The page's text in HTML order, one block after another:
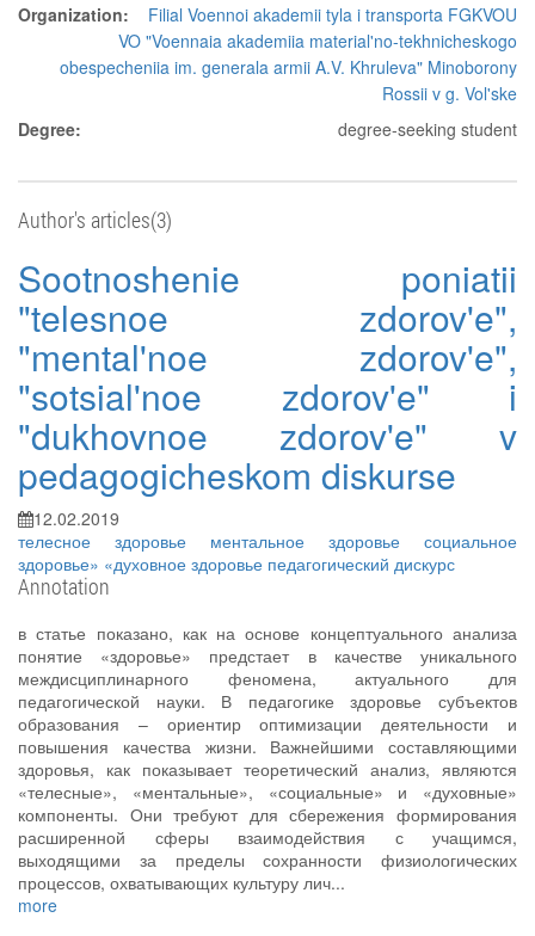
Organization:
Filial Voennoi akademii tyla i transporta FGKVOU
VO "Voennaia akademiia material'no-tekhnicheskogo
obespecheniia im. generala armii A.V. Khruleva" Minoborony
Rossii v g. Vol'ske
Degree:
degree-seeking student
Author's articles(3)
Sootnoshenie poniatii
"telesnoe zdorov'e",
"mental'noe zdorov'e",
"sotsial'noe zdorov'e" i
"dukhovnoe zdorov'e" v
pedagogicheskom diskurse
12.02.2019
телесное здоровье ментальное здоровье социальное
здоровье» «духовное здоровье педагогический дискурс
Annotation
в статье показано, как на основе концептуального анализа
понятие «здоровье» предстает в качестве уникального
междисциплинарного феномена, актуального для
педагогической науки. В педагогике здоровье субъектов
образования – ориентир оптимизации деятельности и
повышения качества жизни. Важнейшими составляющими
здоровья, как показывает теоретический анализ, являются
«телесные», «ментальные», «социальные» и «духовные»
компоненты. Они требуют для сбережения формирования
расширенной сферы взаимодействия с учащимся,
выходящими за пределы сохранности физиологических
процессов, охватывающих культуру лич...
more